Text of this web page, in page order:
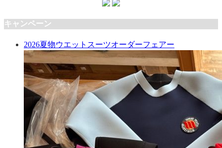
キャンペーン
2026夏物ウエットスーツオーダーフェアー